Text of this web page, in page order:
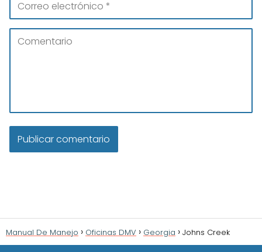
Manual De Manejo Oficinas DMV Georgia Johns Creek